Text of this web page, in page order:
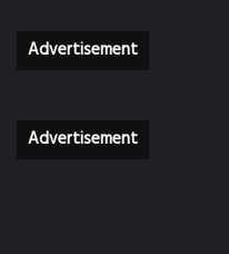
Advertisement
Advertisement